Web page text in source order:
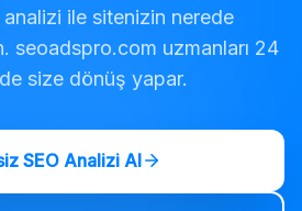
ile sitenizin nerede
seoadspro.com uzmanları 24
size dönüş yapar.
SEO Analizi Al